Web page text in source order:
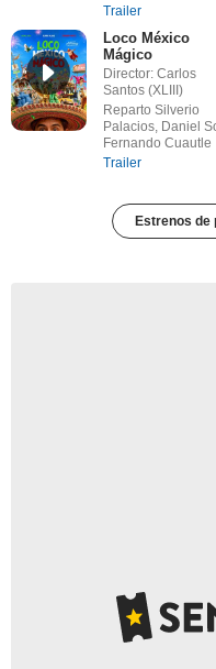
Trailer
Loco México
Mágico
Director: Carlos
Santos (XLIII)
Reparto Silverio
Palacios, Daniel
Fernando Cuautle
Trailer
Estrenos de